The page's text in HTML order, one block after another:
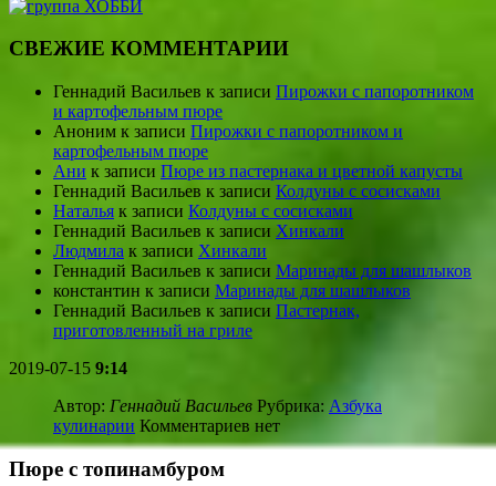
СВЕЖИЕ КОММЕНТАРИИ
Геннадий Васильев к записи Пирожки с папоротником
и картофельным пюре
Аноним к записи Пирожки с папоротником и
картофельным пюре
Ани к записи Пюре из пастернака и цветной капусты
Геннадий Васильев к записи Колдуны с сосисками
Наталья к записи Колдуны с сосисками
Геннадий Васильев к записи Хинкали
Людмила к записи Хинкали
Геннадий Васильев к записи Маринады для шашлыков
константин к записи Маринады для шашлыков
Геннадий Васильев к записи Пастернак,
приготовленный на гриле
2019-07-15 9:14
Автор: Геннадий Васильев Рубрика: Азбука
кулинарии Комментариев нет
Пюре с топинамбуром